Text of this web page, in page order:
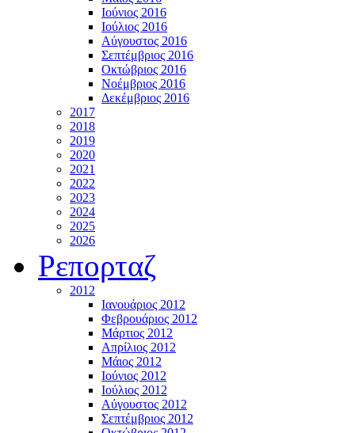
Ιούνιος 2016
Ιούλιος 2016
Αύγουστος 2016
Σεπτέμβριος 2016
Οκτώβριος 2016
Νοέμβριος 2016
Δεκέμβριος 2016
2017
2018
2019
2020
2021
2022
2023
2024
2025
2026
Ρεπορταζ
2012
Ιανουάριος 2012
Φεβρουάριος 2012
Μάρτιος 2012
Απρίλιος 2012
Μάιος 2012
Ιούνιος 2012
Ιούλιος 2012
Αύγουστος 2012
Σεπτέμβριος 2012